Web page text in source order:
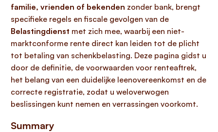
familie, vrienden of bekenden zonder bank, brengt
specifieke regels en fiscale gevolgen van de
Belastingdienst met zich mee, waarbij een niet-
marktconforme rente direct kan leiden tot de plicht
tot betaling van schenkbelasting. Deze pagina gidst u
door de definitie, de voorwaarden voor renteaftrek,
het belang van een duidelijke leenovereenkomst en de
correcte registratie, zodat u weloverwogen
beslissingen kunt nemen en verrassingen voorkomt.
Summary